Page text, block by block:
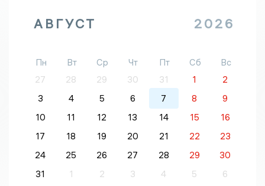
АВГУСТ 2026
Пн Вт Ср Чт Пт Сб
Вс
27
28 29 30 31 1
2
3
4 5 6 7 8
9
10
11 12 13 14 15
16
17
18 19 20 21 22
23
24
25 26 27 28 29
30
31
1 2 3 4 5 6